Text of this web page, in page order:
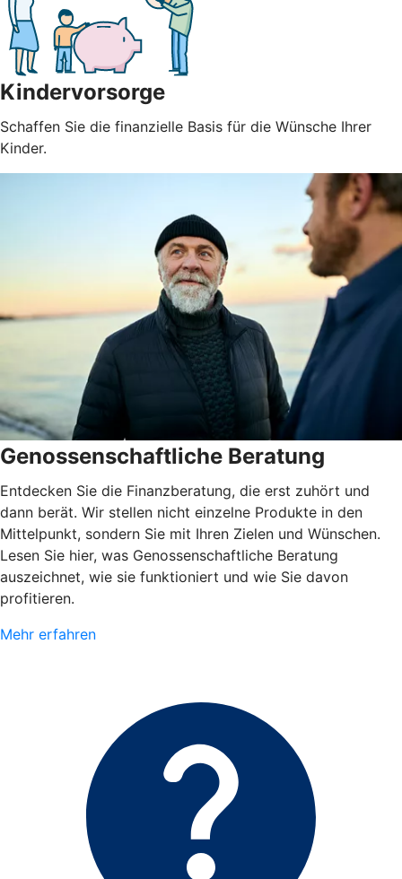
Kindervorsorge
Schaffen Sie die finanzielle Basis für die Wünsche Ihrer
Kinder.
Genossenschaftliche Beratung
Entdecken Sie die Finanzberatung, die erst zuhört und
dann berät. Wir stellen nicht einzelne Produkte in den
Mittelpunkt, sondern Sie mit Ihren Zielen und Wünschen.
Lesen Sie hier, was Genossenschaftliche Beratung
auszeichnet, wie sie funktioniert und wie Sie davon
profitieren.
Mehr erfahren